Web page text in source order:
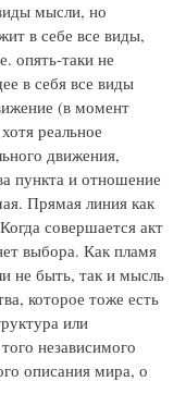
мысли, но
в себе все виды,
опять-таки не
в себя все виды
(в момент
реальное
движения,
пункта и отношение
Прямая линия как
совершается акт
выбора. Как пламя
не быть, так и мысль
которое тоже есть
или
независимого
описания мира, о